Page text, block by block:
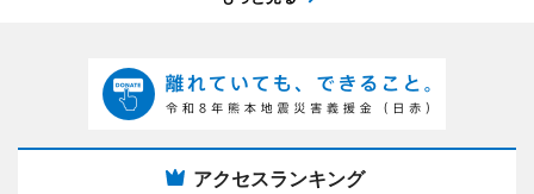
アクセスランキング